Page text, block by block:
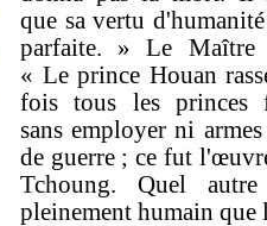
que sa vertu
parfaite. » Le Maître
« Le prince Houan
fois tous les princes
sans employer ni
de guerre ; ce fut
Tchoung. Quel
pleinement humain que